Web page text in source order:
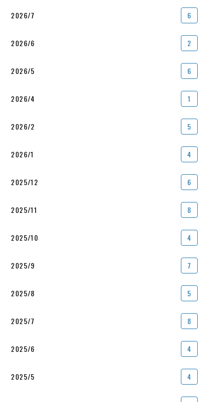
2026/7 6
2026/6 2
2026/5 6
2026/4 1
2026/2 5
2026/1 4
2025/12 6
2025/11 8
2025/10 4
2025/9 7
2025/8 5
2025/7 8
2025/6 4
2025/5 4